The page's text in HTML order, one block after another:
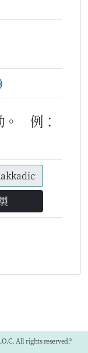
例：
All rights reserved.®